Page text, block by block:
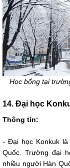
Học bổng tại
14. Đại học
Thông tin:
- Đại học Konkuk
Quốc. Trường đại
nhiều người Hàn